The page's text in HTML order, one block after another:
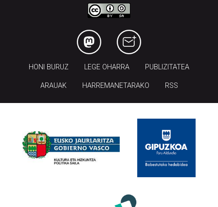
HONI BURUZ LEGE OHARRA PUBLIZITATEA
ARAUAK HARREMANETARAKO RSS